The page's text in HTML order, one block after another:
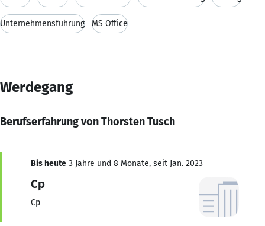
Unternehmensführung MS Office
Werdegang
Berufserfahrung von Thorsten Tusch
Bis heute 3 Jahre und 8 Monate, seit Jan. 2023
Cp
Cp